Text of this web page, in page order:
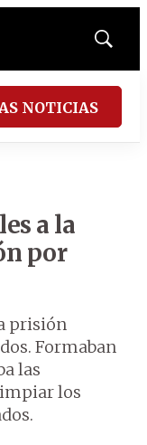
Mostrar
NOTICIAS
a la
por
prisión
Formaban
las
los